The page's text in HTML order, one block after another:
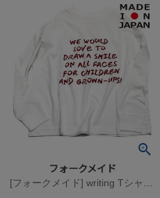
フォークメイド
[フォークメイド] writing Tシャツ オフホワイト